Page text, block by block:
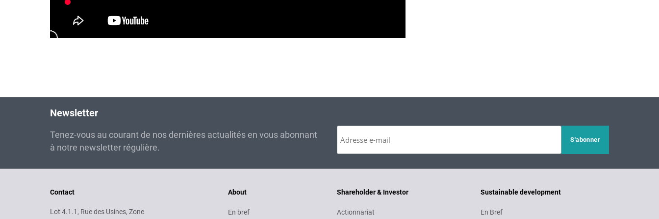
Newsletter
Tenez-vous au courant de nos dernières actualités en vous abonnant
à notre newsletter régulière.
Contact
Lot 4.1.1, Rue des Usines, Zone
About
En bref
Shareholder & Investor
Actionnariat
Sustainable development
En Bref